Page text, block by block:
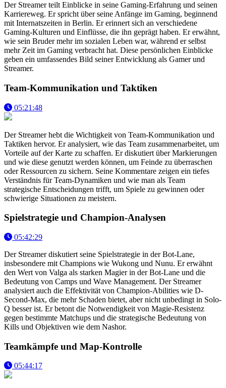
Der Streamer teilt Einblicke in seine Gaming-Erfahrung und seinen
Karriereweg. Er spricht über seine Anfänge im Gaming, beginnend
mit Internatszeiten in Berlin. Er erinnert sich an verschiedene
Gaming-Kulturen und Einflüsse, die ihn geprägt haben. Er erwähnt,
wie sein Bruder mehr im sozialen Leben war, während er selbst
mehr Zeit im Gaming verbracht hat. Diese persönlichen Einblicke
geben ein umfassendes Bild seiner Entwicklung als Gamer und
Streamer.
Team-Kommunikation und Taktiken
05:21:48
Der Streamer hebt die Wichtigkeit von Team-Kommunikation und
Taktiken hervor. Er analysiert, wie das Team zusammenarbeitet, um
Vorteile auf der Karte zu schaffen. Er diskutiert über Markierungen
und wie diese genutzt werden können, um Feinde zu überraschen
oder Ressourcen zu sichern. Seine Kommentare zeigen ein tiefes
Verständnis für Team-Dynamiken und wie man als Team
strategische Entscheidungen trifft, um Spiele zu gewinnen oder
schwierige Situationen zu meistern.
Spielstrategie und Champion-Analysen
05:42:29
Der Streamer diskutiert seine Spielstrategie in der Bot-Lane,
insbesondere mit Champions wie Wukong und Nunu. Er erwähnt
den Wert von Valga als starken Magier in der Bot-Lane und die
Bedeutung von Camps und Wave Management. Der Streamer
analysiert auch die Effektivität von Champion-Abilities wie D-
Second-Max, die mehr Schaden bietet, aber nicht unbedingt in Solo-
Q besser ist. Er betont die Notwendigkeit von Magie-Resistenz
gegen bestimmte Matchups und die strategische Bedeutung von
Kills und Objektiven wie dem Nashor.
Teamkämpfe und Map-Kontrolle
05:44:17